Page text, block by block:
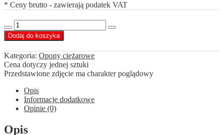
* Ceny brutto - zawierają podatek VAT
Decrease
quantity
ilość
Sava
225/75
R17,5
Avant
4
[129/127]M
Increase
Dodaj do koszyka
Kategoria: Opony ciężarowe
Cena dotyczy jednej sztuki
Przedstawione zdjęcie ma charakter poglądowy
Opis
Informacje dodatkowe
Opinie (0)
Opis